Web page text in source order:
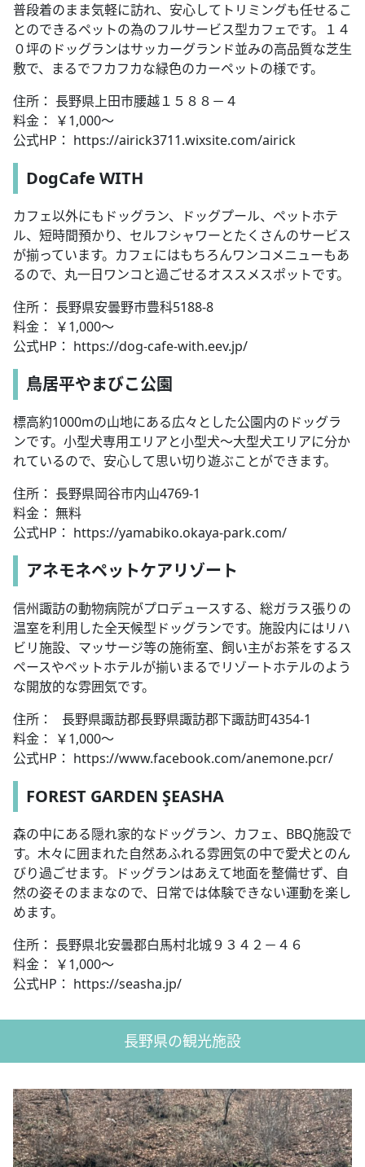
普段着のまま気軽に訪れ、安心してトリミングも任せるこ
とのできるペットの為のフルサービス型カフェです。１４
０坪のドッグランはサッカーグランド並みの高品質な芝生
敷で、まるでフカフカな緑色のカーペットの様です。
住所： 長野県上田市腰越１５８８－４
料金： ￥1,000～
公式HP： https://airick3711.wixsite.com/airick
DogCafe WITH
カフェ以外にもドッグラン、ドッグプール、ペットホテ
ル、短時間預かり、セルフシャワーとたくさんのサービス
が揃っています。カフェにはもちろんワンコメニューもあ
るので、丸一日ワンコと過ごせるオススメスポットです。
住所： 長野県安曇野市豊科5188-8
料金： ￥1,000～
公式HP： https://dog-cafe-with.eev.jp/
鳥居平やまびこ公園
標高約1000mの山地にある広々とした公園内のドッグラ
ンです。小型犬専用エリアと小型犬〜大型犬エリアに分か
れているので、安心して思い切り遊ぶことができます。
住所： 長野県岡谷市内山4769-1
料金： 無料
公式HP： https://yamabiko.okaya-park.com/
アネモネペットケアリゾート
信州諏訪の動物病院がプロデュースする、総ガラス張りの
温室を利用した全天候型ドッグランです。施設内にはリハ
ビリ施設、マッサージ等の施術室、飼い主がお茶をするス
ペースやペットホテルが揃いまるでリゾートホテルのよう
な開放的な雰囲気です。
住所： 長野県諏訪郡長野県諏訪郡下諏訪町4354-1
料金： ￥1,000～
公式HP： https://www.facebook.com/anemone.pcr/
FOREST GARDEN ŞEASHA
森の中にある隠れ家的なドッグラン、カフェ、BBQ施設で
す。木々に囲まれた自然あふれる雰囲気の中で愛犬とのん
びり過ごせます。ドッグランはあえて地面を整備せず、自
然の姿そのままなので、日常では体験できない運動を楽し
めます。
住所： 長野県北安曇郡白馬村北城９３４２－４６
料金： ￥1,000～
公式HP： https://seasha.jp/
長野県の観光施設